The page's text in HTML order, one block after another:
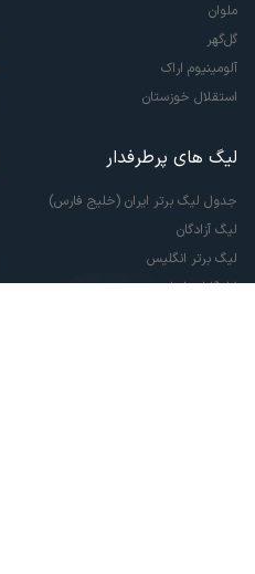
ملوان
گل‌گهر
آلومینیوم اراک
استقلال خوزستان
لیگ های پرطرفدار
جدول لیگ برتر ایران (خلیج فارس)
لیگ آزادگان
لیگ برتر انگلیس
لالیگا اسپانیا